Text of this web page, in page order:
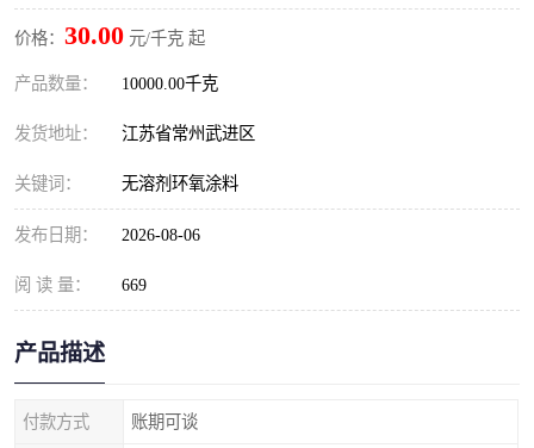
价格： 30.00 元/千克 起
产品数量： 10000.00千克
发货地址： 江苏省常州武进区
关键词： 无溶剂环氧涂料
发布日期： 2026-08-06
阅 读 量： 669
产品描述
付款方式 账期可谈